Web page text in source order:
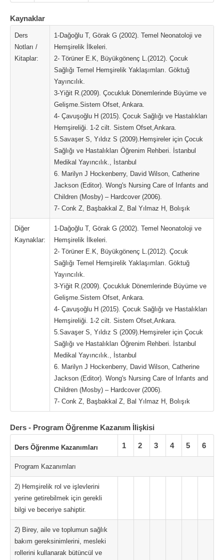
Kaynaklar
Ders
Notları /
Kitaplar:
1-Dağoğlu T, Görak G (2002). Temel Neonatoloji ve
Hemşirelik İlkeleri.
2- Törüner E.K, Büyükgönenç L.(2012). Çocuk
Sağlığı Temel Hemşirelik Yaklaşımları. Göktuğ
Yayıncılık.
3-Yiğit R.(2009). Çocukluk Dönemlerinde Büyüme ve
Gelişme.Sistem Ofset, Ankara.
4- Çavuşoğlu H (2015). Çocuk Sağlığı ve Hastalıkları
Hemşireliği. 1-2 cilt. Sistem Ofset,Ankara.
5.Savaşer S, Yıldız S (2009).Hemşireler için Çocuk
Sağlığı ve Hastalıkları Öğrenim Rehberi. İstanbul
Medikal Yayıncılık., İstanbul
6. Marilyn J Hockenberry, David Wilson, Catherine
Jackson (Editor). Wong's Nursing Care of Infants and
Children (Mosby) – Hardcover (2006).
7- Conk Z, Başbakkal Z, Bal Yılmaz H, Bolışık
Diğer
Kaynaklar:
1-Dağoğlu T, Görak G (2002). Temel Neonatoloji ve
Hemşirelik İlkeleri.
2- Törüner E.K, Büyükgönenç L.(2012). Çocuk
Sağlığı Temel Hemşirelik Yaklaşımları. Göktuğ
Yayıncılık.
3-Yiğit R.(2009). Çocukluk Dönemlerinde Büyüme ve
Gelişme.Sistem Ofset, Ankara.
4- Çavuşoğlu H (2015). Çocuk Sağlığı ve Hastalıkları
Hemşireliği. 1-2 cilt. Sistem Ofset,Ankara.
5.Savaşer S, Yıldız S (2009).Hemşireler için Çocuk
Sağlığı ve Hastalıkları Öğrenim Rehberi. İstanbul
Medikal Yayıncılık., İstanbul
6. Marilyn J Hockenberry, David Wilson, Catherine
Jackson (Editor). Wong's Nursing Care of Infants and
Children (Mosby) – Hardcover (2006).
7- Conk Z, Başbakkal Z, Bal Yılmaz H, Bolışık
Ders - Program Öğrenme Kazanım İlişkisi
Ders Öğrenme Kazanımları 1 2 3 4 5 6
Program Kazanımları
2) Hemşirelik rol ve işlevlerini
yerine getirebilmek için gerekli
bilgi ve beceriye sahiptir.
2) Birey, aile ve toplumun sağlık
bakım gereksinimlerini, mesleki
rollerini kullanarak bütüncül ve